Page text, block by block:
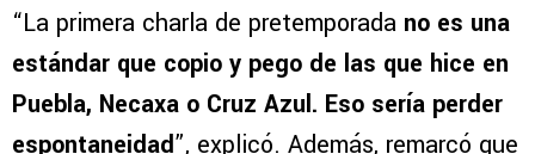
“La primera charla de pretemporada no es una
estándar que copio y pego de las que hice en
Puebla, Necaxa o Cruz Azul. Eso sería perder
espontaneidad”, explicó. Además, remarcó que